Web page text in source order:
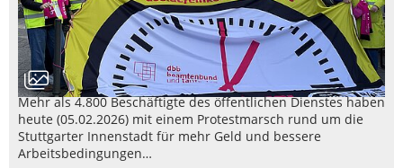
Mehr als 4.800 Beschäftigte des öffentlichen Dienstes haben
heute (05.02.2026) mit einem Protestmarsch rund um die
Stuttgarter Innenstadt für mehr Geld und bessere
Arbeitsbedingungen…